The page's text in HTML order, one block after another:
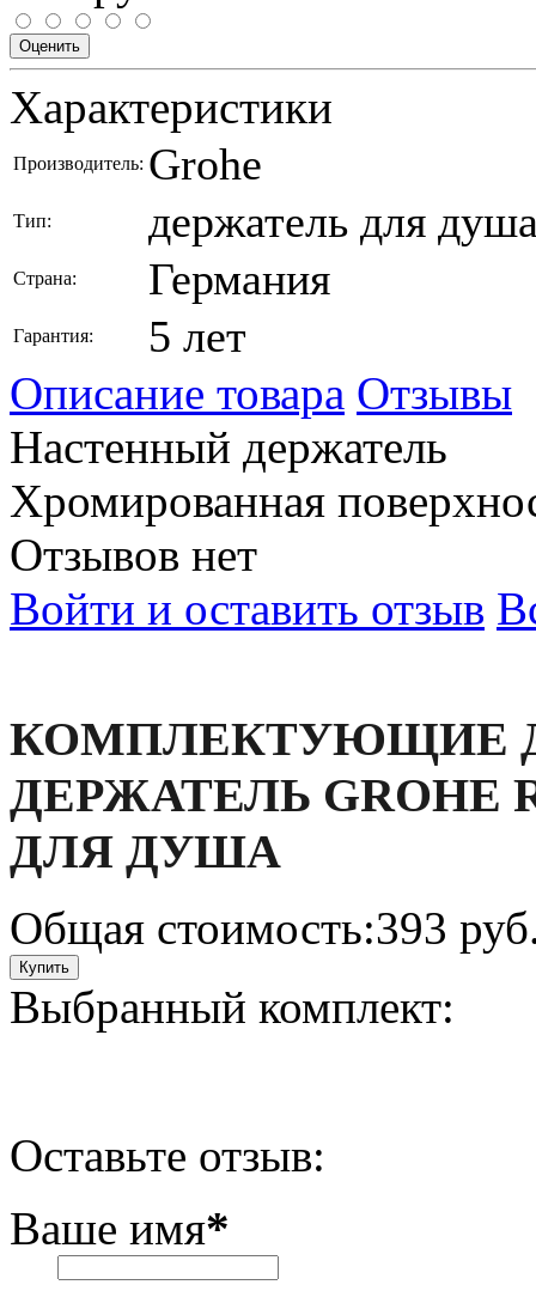
Характеристики
Производитель: Grohe
Тип: держатель для
Страна: Германия
Гарантия: 5 лет
Описание товара Отзывы
Настенный держатель
Хромированная
Отзывов нет
Войти и оставить отзыв
КОМПЛЕКТУЮЩИЕ
ДЕРЖАТЕЛЬ GROHE
ДЛЯ ДУША
Общая стоимость:393
Выбранный комплект:
Оставьте отзыв:
Ваше имя*